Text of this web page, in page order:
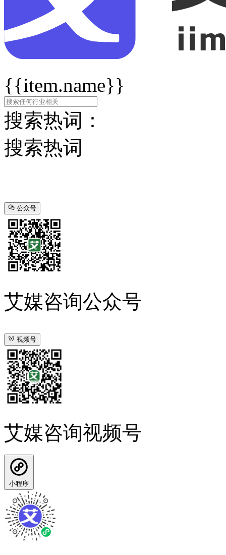
{{item.name}}
搜索热词：
搜索热词
公众号
艾媒咨询公众号
视频号
艾媒咨询视频号
小程序